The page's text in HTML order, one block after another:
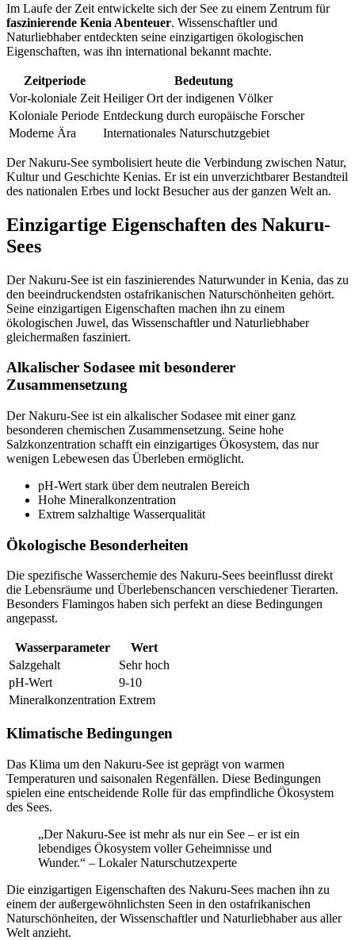
Im Laufe der Zeit entwickelte sich der See zu einem Zentrum für
faszinierende Kenia Abenteuer. Wissenschaftler und
Naturliebhaber entdeckten seine einzigartigen ökologischen
Eigenschaften, was ihn international bekannt machte.
Zeitperiode
Bedeutung
Vor-koloniale Zeit Heiliger Ort der indigenen Völker
Koloniale Periode Entdeckung durch europäische Forscher
Moderne Ära
Internationales Naturschutzgebiet
Der Nakuru-See symbolisiert heute die Verbindung zwischen Natur,
Kultur und Geschichte Kenias. Er ist ein unverzichtbarer Bestandteil
des nationalen Erbes und lockt Besucher aus der ganzen Welt an.
Einzigartige Eigenschaften des Nakuru-
Sees
Der Nakuru-See ist ein faszinierendes Naturwunder in Kenia, das zu
den beeindruckendsten ostafrikanischen Naturschönheiten gehört.
Seine einzigartigen Eigenschaften machen ihn zu einem
ökologischen Juwel, das Wissenschaftler und Naturliebhaber
gleichermaßen fasziniert.
Alkalischer Sodasee mit besonderer
Zusammensetzung
Der Nakuru-See ist ein alkalischer Sodasee mit einer ganz
besonderen chemischen Zusammensetzung. Seine hohe
Salzkonzentration schafft ein einzigartiges Ökosystem, das nur
wenigen Lebewesen das Überleben ermöglicht.
pH-Wert stark über dem neutralen Bereich
Hohe Mineralkonzentration
Extrem salzhaltige Wasserqualität
Ökologische Besonderheiten
Die spezifische Wasserchemie des Nakuru-Sees beeinflusst direkt
die Lebensräume und Überlebenschancen verschiedener Tierarten.
Besonders Flamingos haben sich perfekt an diese Bedingungen
angepasst.
Wasserparameter
Wert
Salzgehalt
Sehr hoch
pH-Wert
9-10
Mineralkonzentration Extrem
Klimatische Bedingungen
Das Klima um den Nakuru-See ist geprägt von warmen
Temperaturen und saisonalen Regenfällen. Diese Bedingungen
spielen eine entscheidende Rolle für das empfindliche Ökosystem
des Sees.
„Der Nakuru-See ist mehr als nur ein See – er ist ein
lebendiges Ökosystem voller Geheimnisse und
Wunder.“ – Lokaler Naturschutzexperte
Die einzigartigen Eigenschaften des Nakuru-Sees machen ihn zu
einem der außergewöhnlichsten Seen in den ostafrikanischen
Naturschönheiten, der Wissenschaftler und Naturliebhaber aus aller
Welt anzieht.